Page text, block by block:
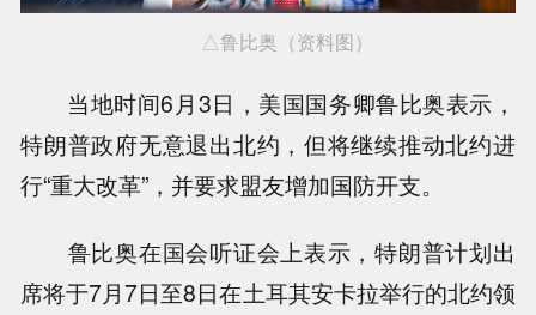
△鲁比奥（资料图）
当地时间6月3日，美国国务卿鲁比奥表示，
特朗普政府无意退出北约，但将继续推动北约进
行“重大改革”，并要求盟友增加国防开支。
鲁比奥在国会听证会上表示，特朗普计划出
席将于7月7日至8日在土耳其安卡拉举行的北约领